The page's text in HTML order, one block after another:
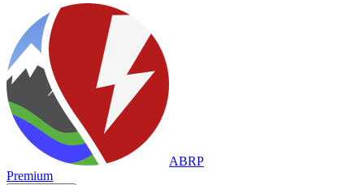
ABRP
Premium